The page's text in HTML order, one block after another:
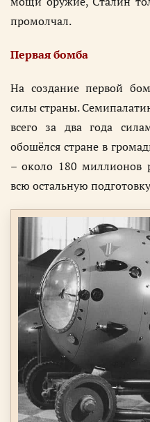
промолчал.
Первая бомба
На создание первой
силы страны.
всего за два года
обошёлся стране в
– около 180 миллионов
всю остальную